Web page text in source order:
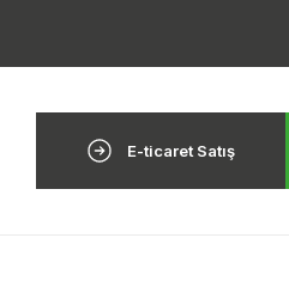
E-ticaret Satış